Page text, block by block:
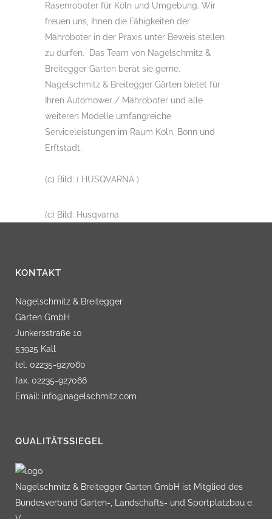
Rasenroboter für Köln und Umgebung. Wir
freuen uns, Ihnen die Fähigkeiten der
Mähroboter in der Praxis unter Beweis stellen
zu dürfen. Das Team von Nagelschmitz &
Breitegger Gärten berät sie gerne.
Nagelschmitz & Breitegger Gärten bietet für
Ihren Automower / Mähroboter und alle
weiteren Modelle umfangreiche
Serviceleistungen im Raum Köln, Bonn und
Erftstadt.
(c) Bild: ( HUSQVARNA )
(c) Bild: Husqvarna
KONTAKT
Nagelschmitz & Breitegger
Gärten GmbH
Junkersstraße 10
53925 Kall
tel. 02235-927060
fax. 02235-927066
Email: info@nagelschmitz.com
QUALITÄTSSIEGEL
Nagelschmitz & Breitegger Gärten GmbH ist Mitglied des
Bundesverband Garten-, Landschafts- und Sportplatzbau e.